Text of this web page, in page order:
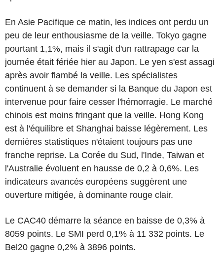
En Asie Pacifique ce matin, les indices ont perdu un
peu de leur enthousiasme de la veille. Tokyo gagne
pourtant 1,1%, mais il s'agit d'un rattrapage car la
journée était fériée hier au Japon. Le yen s'est assagi
après avoir flambé la veille. Les spécialistes
continuent à se demander si la Banque du Japon est
intervenue pour faire cesser l'hémorragie. Le marché
chinois est moins fringant que la veille. Hong Kong
est à l'équilibre et Shanghai baisse légèrement. Les
dernières statistiques n'étaient toujours pas une
franche reprise. La Corée du Sud, l'Inde, Taiwan et
l'Australie évoluent en hausse de 0,2 à 0,6%. Les
indicateurs avancés européens suggèrent une
ouverture mitigée, à dominante rouge clair.
Le CAC40 démarre la séance en baisse de 0,3% à
8059 points. Le SMI perd 0,1% à 11 332 points. Le
Bel20 gagne 0,2% à 3896 points.